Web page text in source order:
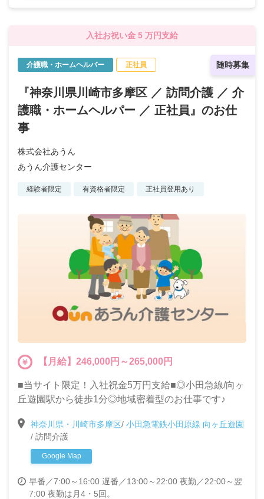
入社お祝い金 5 万円支給
随時募集
介護職・ホームヘルパー 正社員
『神奈川県川崎市多摩区 ／ 訪問介護 ／ 介
護職・ホームヘルパー ／ 正社員』のお仕
事
株式会社あうん
あうん介護センター
経験者限定 有資格者限定 正社員登用あり
【月給】246,000円～265,000円
■当サイト限定！入社祝金5万円支給■◎小田急線/向ヶ
丘遊園駅から徒歩1分◎地域密着型のお仕事です♪
神奈川県・川崎市多摩区/ 小田急電鉄小田原線 向ヶ丘遊園
/ 訪問介護
Google Map
早番／7:00～16:00 遅番／13:00～22:00 夜勤／22:00～翌
7:00 夜勤は月4・5回。